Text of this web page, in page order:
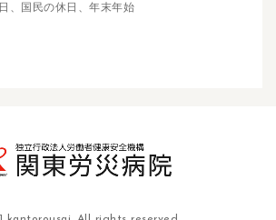
、国民の休日、年末年始